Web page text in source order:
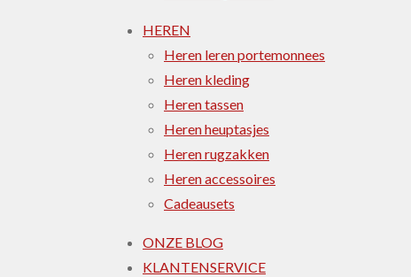
HEREN
Heren leren portemonnees
Heren kleding
Heren tassen
Heren heuptasjes
Heren rugzakken
Heren accessoires
Cadeausets
ONZE BLOG
KLANTENSERVICE